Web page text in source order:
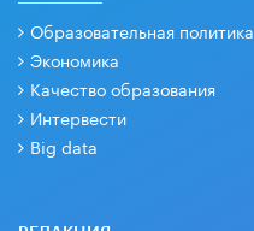
Образовательная политика
Экономика
Качество образования
Интервести
Big data